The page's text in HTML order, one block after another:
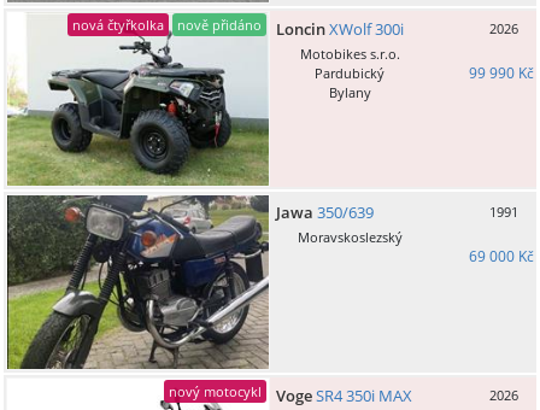
nová čtyřkolka nově přidáno LoncinXWolf 300i
2026
Motobikes s.r.o.
Pardubický
Bylany
99 990 Kč
Jawa 350/639
1991
Moravskoslezský
69 000 Kč
nový motocykl VogeSR4 350i MAX
2026